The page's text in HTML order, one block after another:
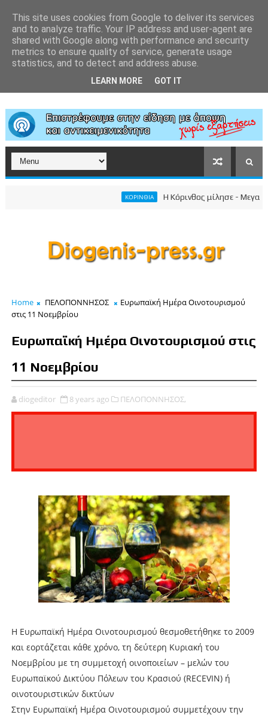
ΚΟΡΙΝΘΙΑ Η Κόρινθος μίλησε -
Home ΠΕΛΟΠΟΝΝΗΣΟΣ
Ευρωπαϊκή Ημέρα Οινοτουρισμού
στις 11 Νοεμβρίου
Ευρωπαϊκή Ημέρα Οινοτουρισμού στις
11 Νοεμβρίου
diogeditor 8 years ago ΠΕΛΟΠΟΝΝΗΣΟΣ,
Η Ευρωπαϊκή Ημέρα Οινοτουρισμού θεσμοθετήθηκε το 2009
και εορτάζεται κάθε χρόνο, τη δεύτερη Κυριακή του
Νοεμβρίου με τη συμμετοχή οινοποιείων – μελών του
Ευρωπαϊκού Δικτύου Πόλεων του Κρασιού (RECEVIN) ή
οινοτουριστικών δικτύων
Στην Ευρωπαϊκή Ημέρα Οινοτουρισμού συμμετέχουν την
This site uses cookies from Google to deliver its services
and to analyze traffic. Your IP address and user-agent are
shared with Google along with performance and security
metrics to ensure quality of service, generate usage
statistics, and to detect and address abuse.
LEARN MORE GOT IT